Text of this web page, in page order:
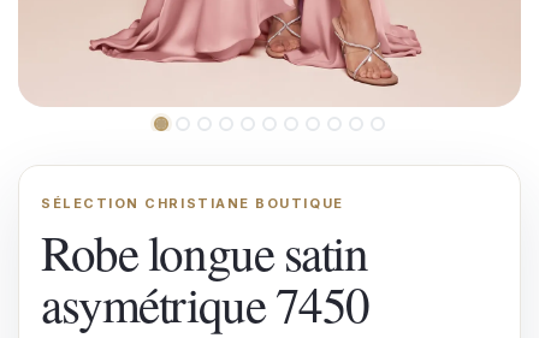
SÉLECTION CHRISTIANE BOUTIQUE
Robe longue satin
asymétrique 7450